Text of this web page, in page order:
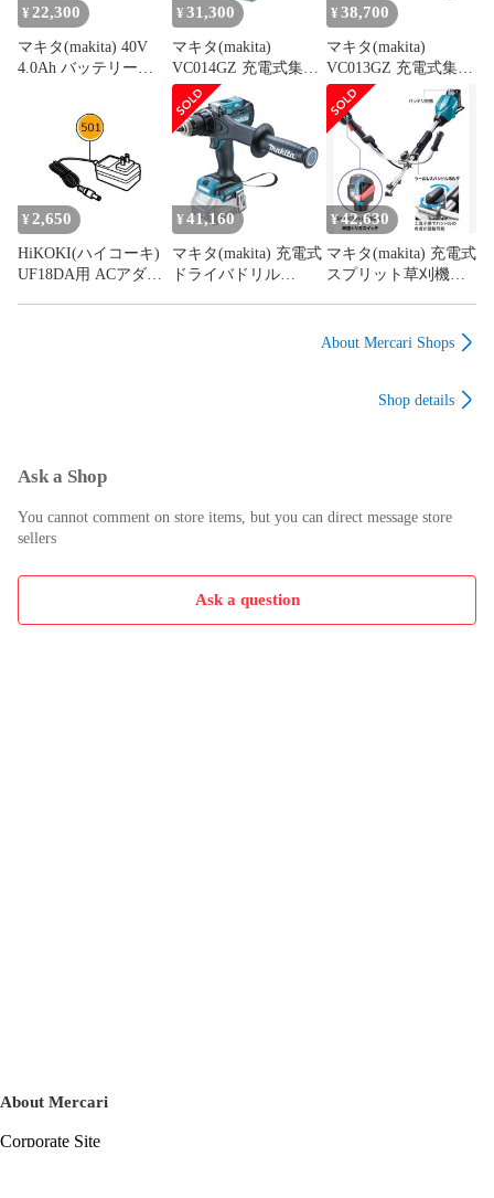
¥ 22,300
マキタ(makita) 40V
4.0Ah バッテリー
防滴性能:IP56
¥ 31,300
マキタ(makita)
VC014GZ 充電式集じ
ん機 40Vmax 乾湿両
用 7.5L 吸水4.5L 最大
吸込165W 伸縮ホース
付 コンパクト 軽量モ
デル パワフル吸引 低
騒音
¥ 38,700
マキタ(makita)
VC013GZ 充電式集じ
ん機 40Vmax 無線連
動対応 乾湿両用 7.5L
高性能フィルタ搭載
APT/IPX4対応 パワフ
ル吸引 低騒音
¥ 2,650
HiKOKI(ハイコーキ)
UF18DA用 ACアダプ
¥ 41,160
マキタ(makita) 充電式
ドライバドリル
¥42,630
マキタ(makita) 充電式
スプリット草刈機
40Vmax対応 高出力ブ
About Mercari Shops
Shop details
Ask a Shop
You cannot comment on store items, but you can direct message store
sellers
Ask a question
About Mercari
Corporate Site